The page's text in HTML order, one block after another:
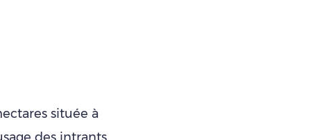
située à